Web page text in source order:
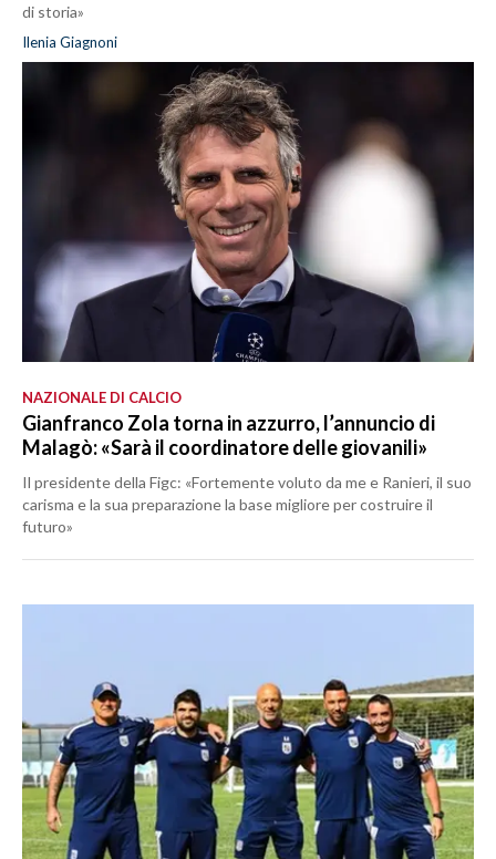
di storia»
Ilenia Giagnoni
NAZIONALE DI CALCIO
Gianfranco Zola torna in azzurro, l’annuncio di
Malagò: «Sarà il coordinatore delle giovanili»
Il presidente della Figc: «Fortemente voluto da me e Ranieri, il suo
carisma e la sua preparazione la base migliore per costruire il
futuro»